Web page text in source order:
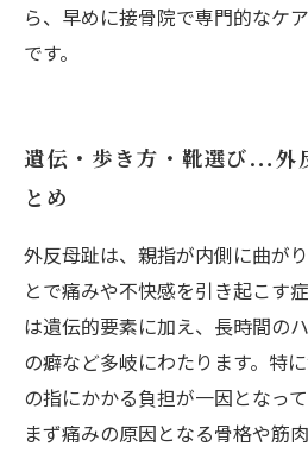
ら、早めに接骨院で専門的なケ
です。
遺伝・歩き方・靴選び…外
とめ
外反母趾は、親指が内側に曲が
とで痛みや不快感を引き起こす
は遺伝的要素に加え、長時間の
の癖など多岐にわたります。特
の指にかかる負担が一因となっ
まず痛みの原因となる骨格や筋